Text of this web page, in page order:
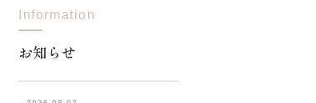
東村山市
Information
お知らせ